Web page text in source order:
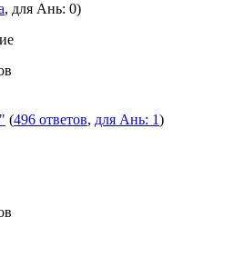
, для Ань: 0)
(496 ответов, для Ань: 1)